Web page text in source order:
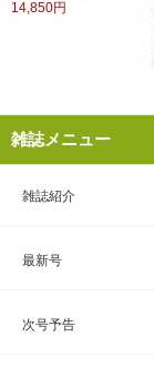
14,850円
雑誌メニュー
雑誌紹介
最新号
次号予告